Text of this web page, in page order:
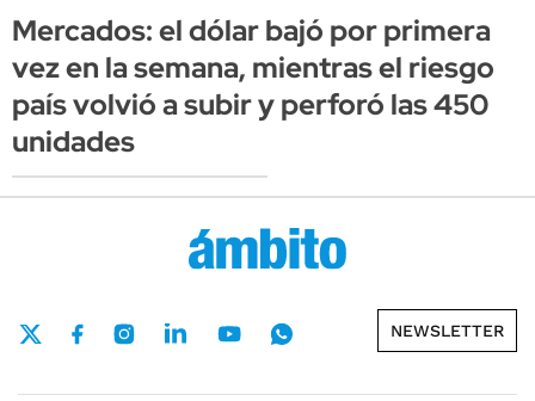
Mercados: el dólar bajó por primera
vez en la semana, mientras el riesgo
país volvió a subir y perforó las 450
unidades
NEWSLETTER